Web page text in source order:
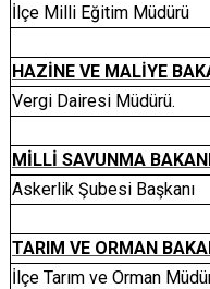
İlçe Milli Eğitim Müdürü
HAZİNE VE MALİYE
Vergi Dairesi Müdürü.
MİLLİ SAVUNMA
Askerlik Şubesi Başkanı
TARIM VE ORMAN
İlçe Tarım ve Orman